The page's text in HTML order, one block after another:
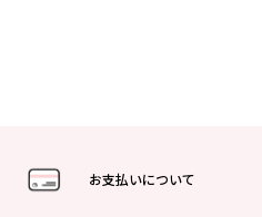
お支払いについて